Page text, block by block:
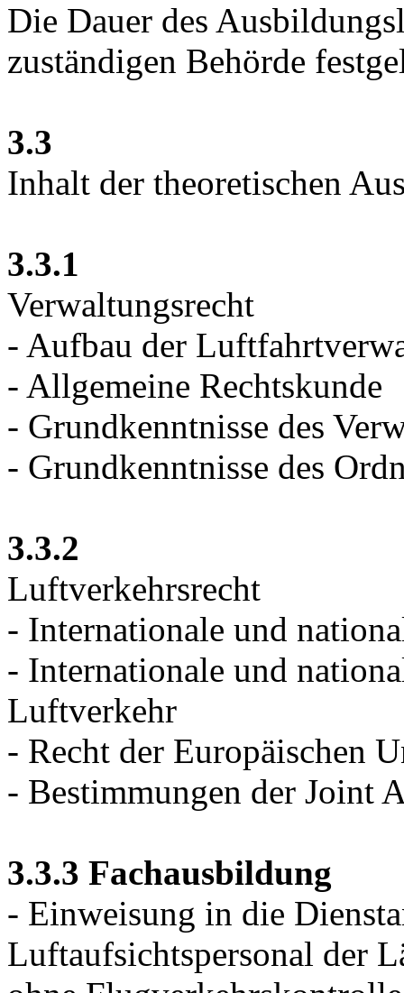
Die Dauer des
zuständigen Behörde
3.3
Inhalt der theoretischen
3.3.1
Verwaltungsrecht
- Aufbau der
- Allgemeine Rechtskunde
- Grundkenntnisse des
- Grundkenntnisse des
3.3.2
Luftverkehrsrecht
- Internationale und
- Internationale und
Luftverkehr
- Recht der Europäischen
- Bestimmungen der Joint
3.3.3 Fachausbildung
- Einweisung in die
Luftaufsichtspersonal der